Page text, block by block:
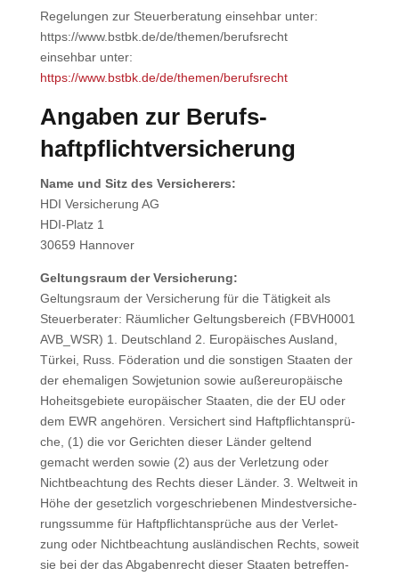
Rege­lun­gen zur Steu­er­be­ra­tung ein­seh­bar unter:
https://www.bstbk.de/de/themen/berufsrecht
ein­seh­bar unter:
https://www.bstbk.de/de/themen/berufsrecht
Anga­ben zur Berufs­
haftpflicht­versicherung
Name und Sitz des Ver­si­che­rers:
HDI Ver­si­che­rung AG
HDI-Platz 1
30659 Han­no­ver
Gel­tungs­raum der Ver­si­che­rung:
Gel­tungs­raum der Ver­si­che­rung für die Tätig­keit als
Steu­er­be­ra­ter: Räum­li­cher Gel­tungs­be­reich (FBVH0001
AVB_WSR) 1. Deutsch­land 2. Euro­päi­sches Aus­land,
Tür­kei, Russ. Föde­ra­ti­on und die sons­ti­gen Staa­ten der
der ehe­ma­li­gen Sowjet­uni­on sowie außer­eu­ro­päi­sche
Hoheits­ge­bie­te euro­päi­scher Staa­ten, die der EU oder
dem EWR ange­hö­ren. Ver­si­chert sind Haft­pflicht­an­sprü­
che, (1) die vor Gerich­ten die­ser Län­der gel­tend
gemacht wer­den sowie (2) aus der Ver­let­zung oder
Nicht­be­ach­tung des Rechts die­ser Län­der. 3. Welt­weit in
Höhe der gesetz­lich vor­ge­schrie­be­nen Min­dest­ver­si­che­
rungs­sum­me für Haft­pflicht­an­sprü­che aus der Ver­let­
zung oder Nicht­be­ach­tung aus­län­di­schen Rechts, soweit
sie bei der das Abga­ben­recht die­ser Staa­ten betref­fen­